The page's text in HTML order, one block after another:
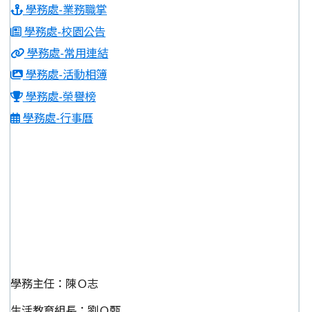
學務處-業務職掌
學務處-校園公告
學務處-常用連結
學務處-活動相簿
學務處-榮譽榜
學務處-行事曆
學務主任：陳Ｏ志